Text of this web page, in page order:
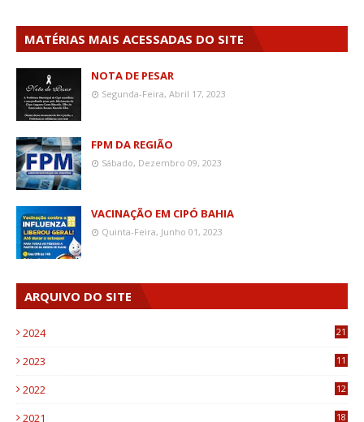
MATÉRIAS MAIS ACESSADAS DO SITE
NOTA DE PESAR
Segunda-Feira, Abril 17, 2023
FPM DA REGIÃO
Sábado, Dezembro 09, 2023
VACINAÇÃO EM CIPÓ BAHIA
Quinta-Feira, Junho 01, 2023
ARQUIVO DO SITE
2024 21
2023
11
2022
12
2021 18